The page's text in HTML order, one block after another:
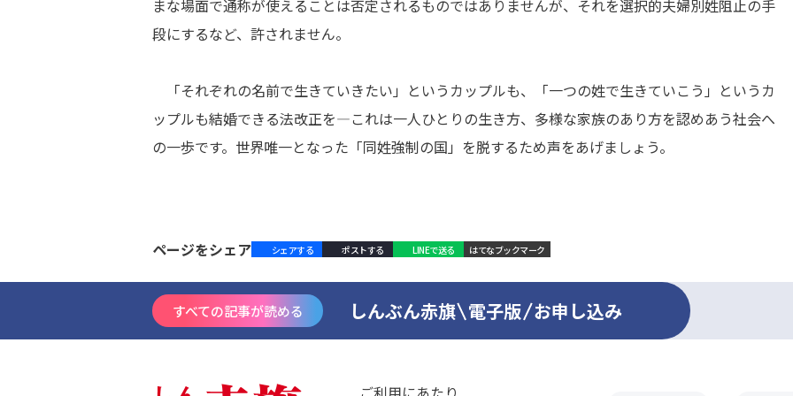
まな場面で通称が使えることは否定されるものではありませんが、それを選択的夫婦別姓阻止の手
段にするなど、許されません。
「それぞれの名前で生きていきたい」というカップルも、「一つの姓で生きていこう」というカ
ップルも結婚できる法改正を―これは一人ひとりの生き方、多様な家族のあり方を認めあう社会へ
の一歩です。世界唯一となった「同姓強制の国」を脱するため声をあげましょう。
ページをシェア シェアする ポストする LINEで送る はてなブックマーク
すべての記事が読める しんぶん赤旗 電子版 お申し込み